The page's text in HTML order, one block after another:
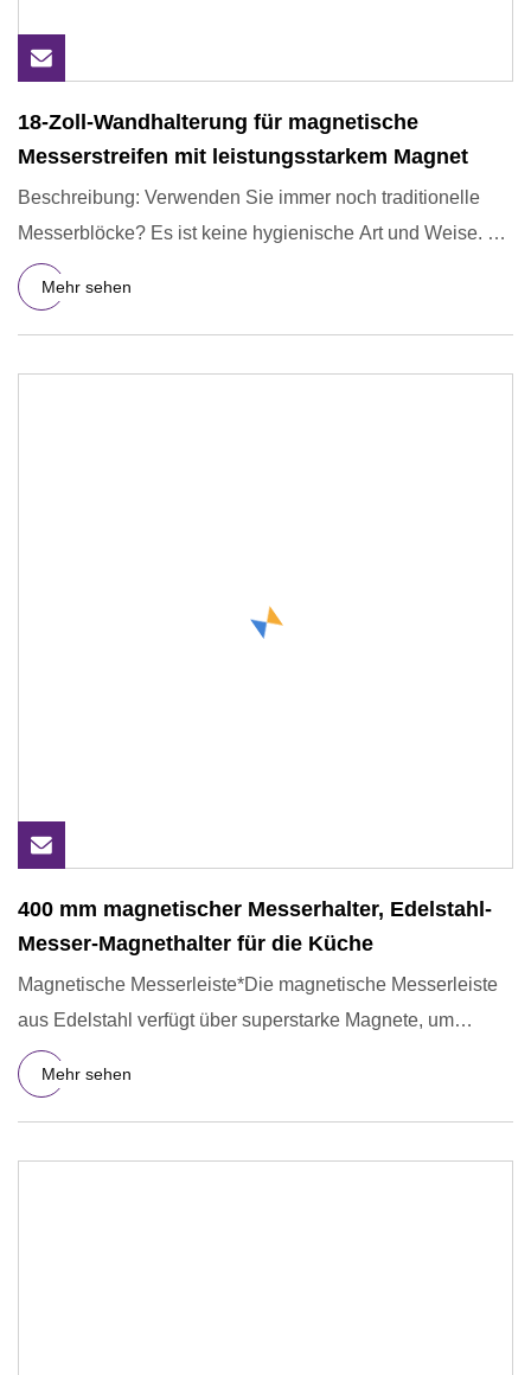
18-Zoll-Wandhalterung für magnetische
Messerstreifen mit leistungsstarkem Magnet
Beschreibung: Verwenden Sie immer noch traditionelle
Messerblöcke? Es ist keine hygienische Art und Weise. Mit
den ak
Mehr sehen
400 mm magnetischer Messerhalter, Edelstahl-
Messer-Magnethalter für die Küche
Magnetische Messerleiste*Die magnetische Messerleiste
aus Edelstahl verfügt über superstarke Magnete, um
Messer sicher
Mehr sehen